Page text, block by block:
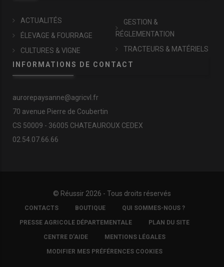
ACTUALITÉS
ÉLEVAGE & FOURRAGE
CULTURES & VIGNE
GESTION &
RÉGLEMENTATION
TRACTEURS & MATÉRIELS
INFORMATIONS DE CONTACT
aurorepaysanne@agricvl.fr
70 avenue Pierre de Coubertin
CS 50009 - 36005 CHATEAUROUX CEDEX
02.54.07.66.66
© Réussir 2026 - Tous droits réservés
FOOTER
COPYRIGHT
CONTACTS BOUTIQUE QUI SOMMES-NOUS ?
PRESSE AGRICOLE DÉPARTEMENTALE PLAN DU SITE
CENTRE D'AIDE MENTIONS LÉGALES
MODIFIER MES PRÉFÉRENCES COOKIES